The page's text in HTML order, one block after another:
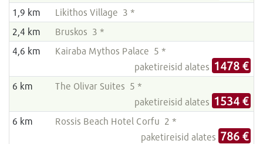
1,9 km
Likithos Village 3 *
2,4 km
Bruskos 3 *
4,6 km
Kairaba Mythos Palace 5 *
paketireisid alates 1478 €
6 km
The Olivar Suites 5 *
paketireisid alates 1534 €
6 km
Rossis Beach Hotel Corfu 2 *
paketireisid alates 786 €